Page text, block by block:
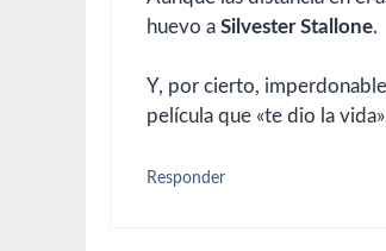
huevo a Silvester Stallone.
Y, por cierto,
película que «te dio la
Responder